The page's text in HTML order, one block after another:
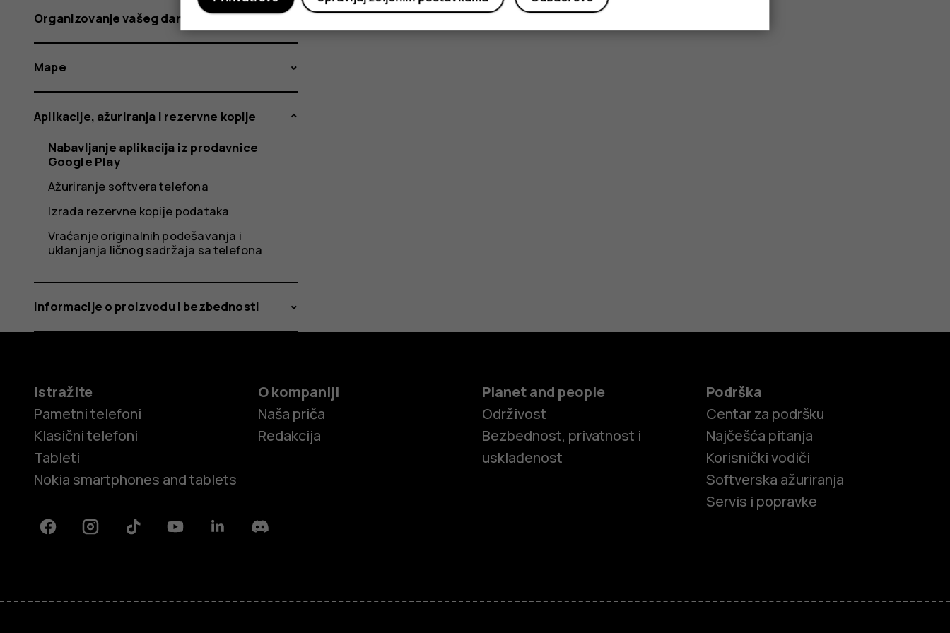
Organizovanje vašeg dana
Mape
Aplikacije, ažuriranja i rezervne kopije
Nabavljanje aplikacija iz prodavnice
Google Play
Ažuriranje softvera telefona
Izrada rezervne kopije podataka
Vraćanje originalnih podešavanja i
uklanjanja ličnog sadržaja sa telefona
Informacije o proizvodu i bezbednosti
Istražite
Pametni telefoni
Klasični telefoni
Tableti
Nokia smartphones and tablets
O kompaniji
Naša priča
Redakcija
Planet and people
Održivost
Bezbednost, privatnost i
usklađenost
Podrška
Centar za podršku
Najčešća pitanja
Korisnički vodiči
Softverska ažuriranja
Servis i popravke
FacebookInstagramTiktok YoutubeLinkedinDiscord